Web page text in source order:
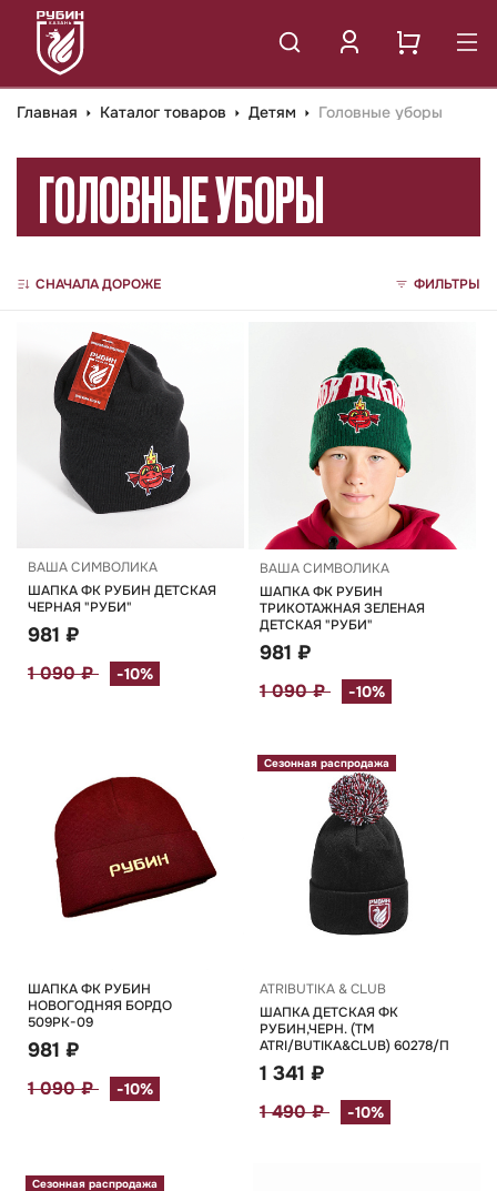
Главная Каталог товаров Детям Головные уборы
ГОЛОВНЫЕ УБОРЫ
СНАЧАЛА ДОРОЖЕ ФИЛЬТРЫ
ВАША СИМВОЛИКА
ШАПКА ФК РУБИН ДЕТСКАЯ
ЧЕРНАЯ "РУБИ"
981 ₽
1 090 ₽ -10%
ВАША СИМВОЛИКА
ШАПКА ФК РУБИН
ТРИКОТАЖНАЯ ЗЕЛЕНАЯ
ДЕТСКАЯ "РУБИ"
981 ₽
1 090 ₽ -10%
ШАПКА ФК РУБИН
НОВОГОДНЯЯ БОРДО
509РК-09
981 ₽
1 090 ₽ -10%
Сезонная распродажа
ATRIBUTIKA & CLUB
ШАПКА ДЕТСКАЯ ФК
РУБИН,ЧЕРН. (TM
ATRI/BUTIKA&CLUB) 60278/П
1 341 ₽
1 490 ₽ -10%
Сезонная распродажа